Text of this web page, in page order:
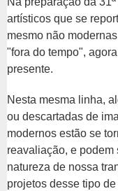
artísticos que se
mesmo não
"fora do tempo",
presente.
Nesta mesma linha,
ou descartadas de
modernos estão se
reavaliação, e podem
natureza de nossa
projetos desse tipo